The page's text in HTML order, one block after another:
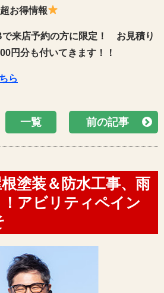
お得情報
来店予約の方に限定！
お見積り
円分も付いてきます！！
ら
一覧 前の記事
塗装＆防水工事、雨
アビリティペイン